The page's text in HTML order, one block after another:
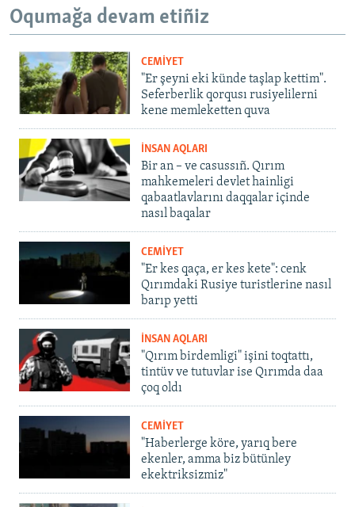
Oqumağa devam etiñiz
CEMİYET
"Er şeyni eki künde taşlap kettim".
Seferberlik qorqusı rusiyelilerni
kene memleketten quva
İNSAN AQLARI
Bir an – ve casussıñ. Qırım
mahkemeleri devlet hainligi
qabaatlavlarını daqqalar içinde
nasıl baqalar
CEMİYET
"Er kes qaça, er kes kete": cenk
Qırımdaki Rusiye turistlerine nasıl
barıp yetti
İNSAN AQLARI
"Qırım birdemligi" işini toqtattı,
tintüv ve tutuvlar ise Qırımda daa
çoq oldı
CEMİYET
"Haberlerge köre, yarıq bere
ekenler, amma biz bütünley
ekektriksizmiz"